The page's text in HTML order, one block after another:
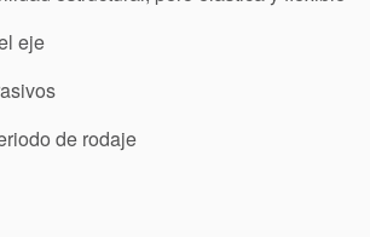
eje
de rodaje